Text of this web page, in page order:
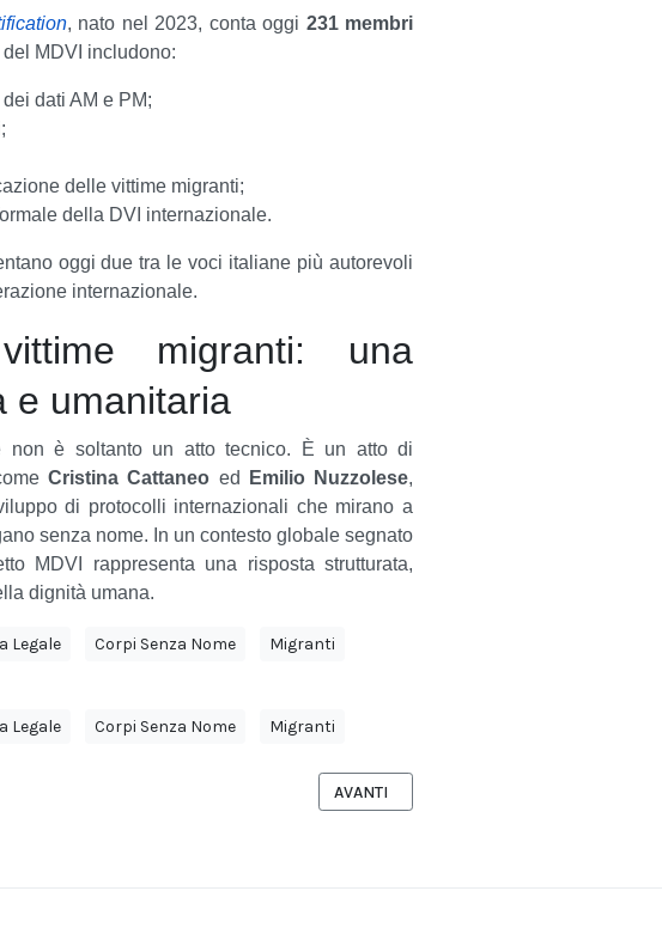
, nato nel 2023, conta oggi 231 membri
MDVI includono:
dati AM e PM;
delle vittime migranti;
della DVI internazionale.
oggi due tra le voci italiane più autorevoli
internazionale.
migranti: una
e umanitaria
non è soltanto un atto tecnico. È un atto di
Cristina Cattaneo ed Emilio Nuzzolese,
di protocolli internazionali che mirano a
senza nome. In un contesto globale segnato
MDVI rappresenta una risposta strutturata,
dignità umana.
Legale Corpi Senza Nome Migranti
Legale Corpi Senza Nome Migranti
VOLONTARIO NELL’IDENTIFICAZIONE DELLE VITTIME MIGRANTI
ARTICOLO SUCCESSIVO: IL TOP MODEL
AVANTI